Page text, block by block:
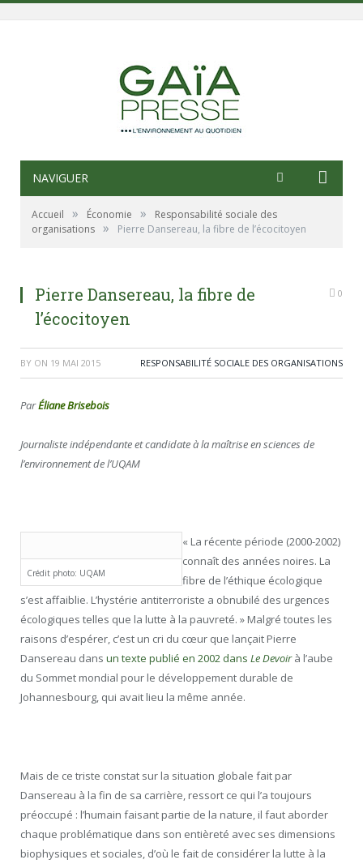
NAVIGUER
Accueil » Économie »
Responsabilité sociale des
organisations » Pierre Dansereau, la fibre de l’écocitoyen
Pierre Dansereau, la fibre de
l’écocitoyen
0
BY ON 19 MAI 2015 RESPONSABILITÉ SOCIALE DES ORGANISATIONS
ParÉliane Brisebois
Journaliste indépendante et candidate à la maîtrise en sciences de
l’environnement de l’UQAM
Crédit photo: UQAM
« La récente période (2000-2002)
connaît des années noires. La
fibre de l’éthique écologique
s’est affaiblie. L’hystérie antiterroriste a obnubilé des urgences
écologiques telles que la lutte à la pauvreté. » Malgré toutes les
raisons d’espérer, c’est un cri du cœur que lançait Pierre
Dansereau dans un texte publié en 2002 dans Le Devoirà l’aube
du Sommet mondial pour le développement durable de
Johannesbourg, qui avait lieu la même année.
Mais de ce triste constat sur la situation globale fait par
Dansereau à la fin de sa carrière, ressort ce qui l’a toujours
préoccupé : l’humain faisant partie de la nature, il faut aborder
chaque problématique dans son entièreté avec ses dimensions
biophysiques et sociales, d’où le fait de considérer la lutte à la